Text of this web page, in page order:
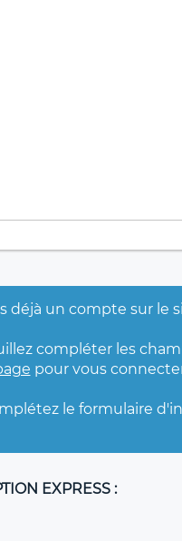
déjà un compte sur le
compléter les
pour vous
le formulaire
EXPRESS :